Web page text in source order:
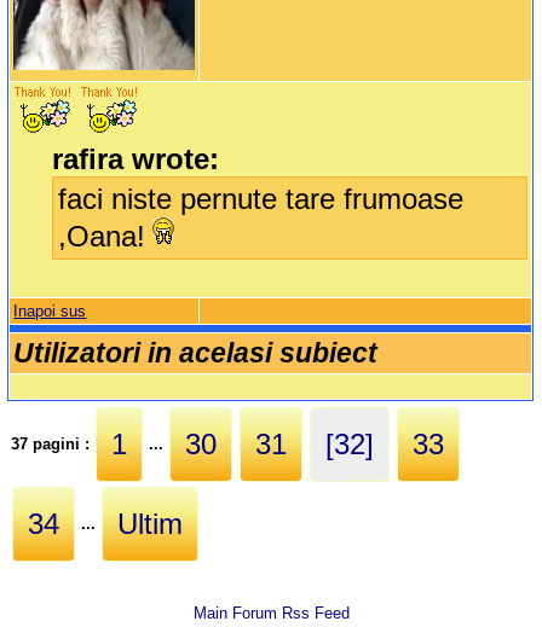
rafira wrote:
faci niste pernute tare frumoase
,Oana!
Inapoi sus
Utilizatori in acelasi subiect
37 pagini : 1 ... 30 31 [32] 33
34 ... Ultim
Main Forum Rss Feed